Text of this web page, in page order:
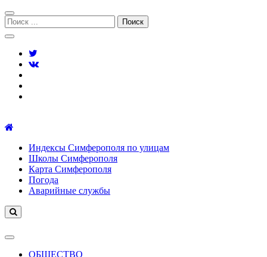
Перейти
к
навигации
Перейти
к
содержимому
Поиск:
Индексы Симферополя по улицам
Школы Симферополя
Карта Симферополя
Погода
Аварийные службы
ОБЩЕСТВО